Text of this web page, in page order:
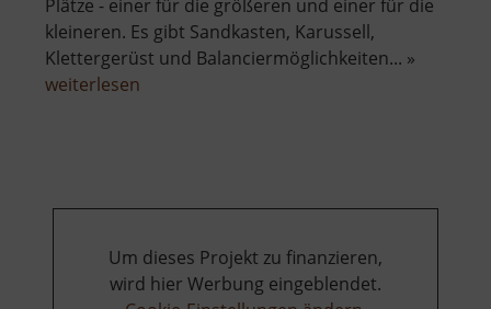
Plätze - einer für die größeren und einer für die
kleineren. Es gibt Sandkasten, Karussell,
Klettergerüst und Balanciermöglichkeiten... »
weiterlesen
Um dieses Projekt zu finanzieren,
wird hier Werbung eingeblendet.